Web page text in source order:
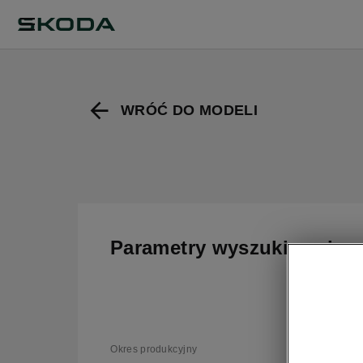
WRÓĆ DO MODELI
Parametry wyszukiwania
Okres produkcyjny